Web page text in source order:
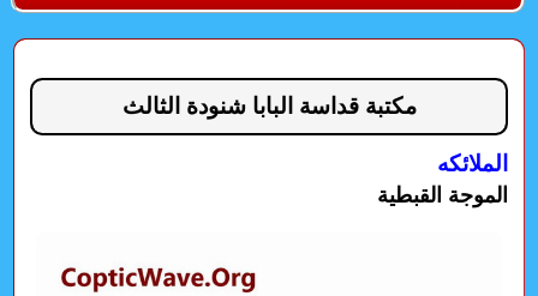
مكتبة قداسة البابا شنودة الثالث
الملائكه
الموجة القبطية